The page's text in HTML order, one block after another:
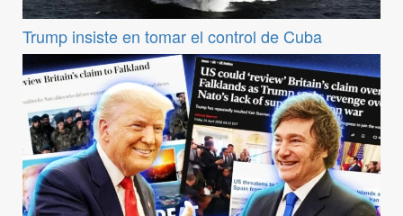
Trump insiste en tomar el control de Cuba